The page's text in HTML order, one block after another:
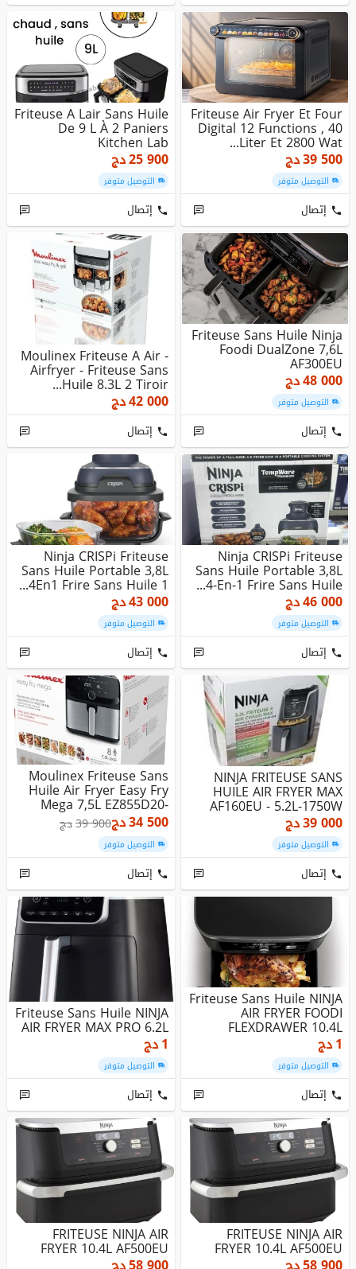
Friteuse Air Fryer Et Four
Digital 12 Functions , 40
Liter Et 2800 Wat...
39 500دج
التوصيل متوفر
إتصال
Friteuse A Lair Sans Huile
De 9 L À 2 Paniers
Kitchen Lab
25 900دج
التوصيل متوفر
إتصال
Friteuse Sans Huile Ninja
Foodi DualZone 7,6L
AF300EU
48 000دج
التوصيل متوفر
إتصال
Moulinex Friteuse A Air -
Airfryer - Friteuse Sans
Huile 8.3L 2 Tiroir...
42 000دج
إتصال
Ninja CRISPi Friteuse
Sans Huile Portable 3,8L
4-En-1 Frire Sans Huile...
46 000دج
التوصيل متوفر
إتصال
Ninja CRISPi Friteuse
Sans Huile Portable 3,8L
4En1 Frire Sans Huile 1...
43 000دج
التوصيل متوفر
إتصال
NINJA FRITEUSE SANS
HUILE AIR FRYER MAX
AF160EU - 5.2L-1750W
39 000دج
التوصيل متوفر
إتصال
Moulinex Friteuse Sans
Huile Air Fryer Easy Fry
Mega 7,5L EZ855D20-
200...
34 500دج39 900دج
التوصيل متوفر
إتصال
Friteuse Sans Huile NINJA
AIR FRYER FOODI
FLEXDRAWER 10.4L
1دج
التوصيل متوفر
إتصال
Friteuse Sans Huile NINJA
AIR FRYER MAX PRO 6.2L
1دج
التوصيل متوفر
إتصال
FRITEUSE NINJA AIR
FRYER 10.4L AF500EU
FRITEUSE NINJA AIR
FRYER 10.4L AF500EU